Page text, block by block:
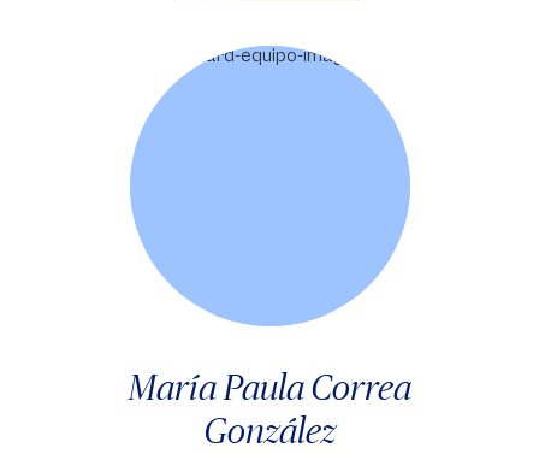
María Paula Correa
González